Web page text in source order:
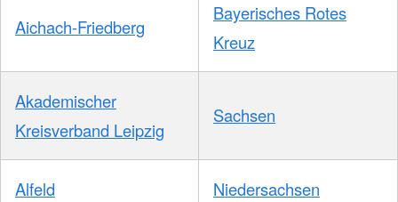
Aichach-Friedberg
Bayerisches Rotes
Kreuz
Akademischer
Kreisverband Leipzig
Sachsen
Alfeld Niedersachsen